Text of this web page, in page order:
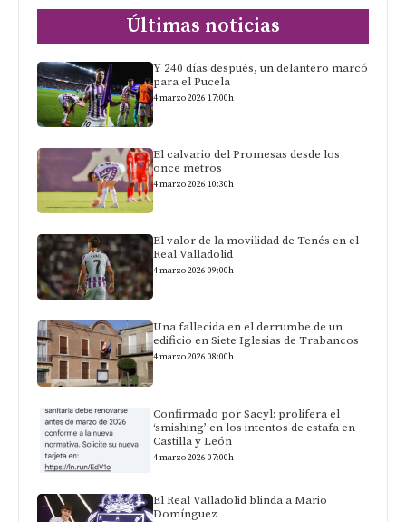
Últimas noticias
Y 240 días después, un delantero marcó
para el Pucela
4 marzo 2026 17:00h
El calvario del Promesas desde los
once metros
4 marzo 2026 10:30h
El valor de la movilidad de Tenés en el
Real Valladolid
4 marzo 2026 09:00h
Una fallecida en el derrumbe de un
edificio en Siete Iglesias de Trabancos
4 marzo 2026 08:00h
Confirmado por Sacyl: prolifera el
‘smishing’ en los intentos de estafa en
Castilla y León
4 marzo 2026 07:00h
El Real Valladolid blinda a Mario
Domínguez